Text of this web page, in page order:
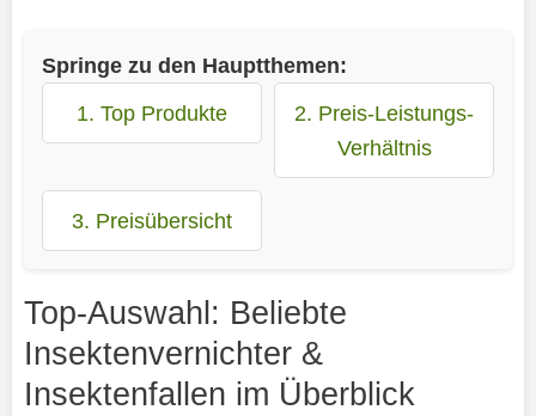
Springe zu den Hauptthemen:
1. Top Produkte
2. Preis-Leistungs-
Verhältnis
3. Preisübersicht
Top-Auswahl: Beliebte
Insektenvernichter &
Insektenfallen im Überblick